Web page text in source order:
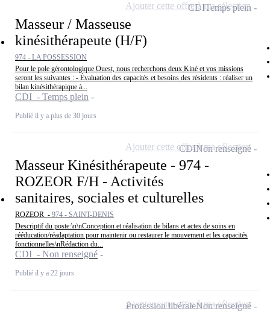
Masseur / Masseuse
kinésithérapeute (H/F)
974 - LA POSSESSION
Pour le pole gérontologique Ouest, nous recherchons deux Kiné et vos missions
seront les suivantes : - Évaluation des capacités et besoins des résidents : réaliser un
bilan kinésithérapique à...
CDI - Temps plein
Publié il y a plus de 30 jours
CDITemps plein
Ajouter cette offre à ma sélection
Masseur Kinésithérapeute - 974 -
ROZEOR F/H - Activités
sanitaires, sociales et culturelles
ROZEOR - 974 - SAINT-DENIS
Descriptif du poste:\n\nConception et réalisation de bilans et actes de soins en
rééducation/réadaptation pour maintenir ou restaurer le mouvement et les capacités
fonctionnelles\nRédaction du...
CDI - Non renseigné
Publié il y a 22 jours
CDINon renseigné
Ajouter cette offre à ma sélection
Profession libéraleNon renseigné
Ajouter cette offre à ma sélection